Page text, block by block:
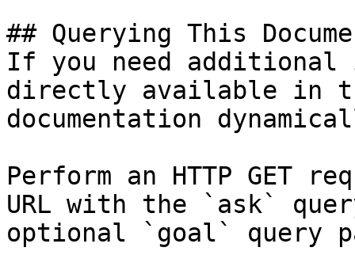
## Querying This
If you need
directly available in
documentation
Perform an HTTP GET
URL with the `ask`
optional `goal` query